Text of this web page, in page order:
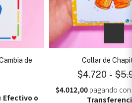
de
Efectivo o
Collar de
$4.720 -
$4.012,00pagando con